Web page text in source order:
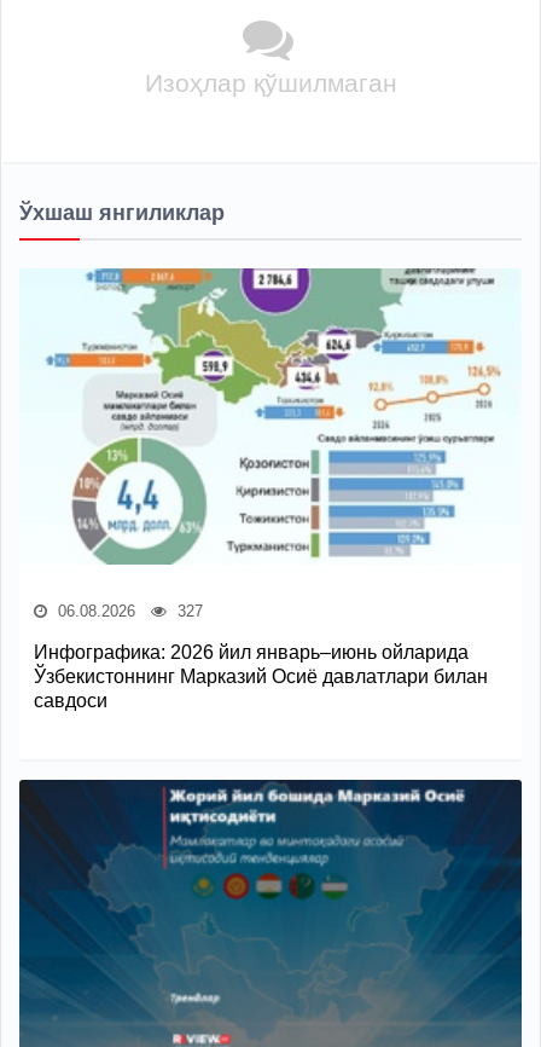
Изоҳлар қўшилмаган
Ўхшаш янгиликлар
06.08.2026 327
Инфографика: 2026 йил январь–июнь ойларида
Ўзбекистоннинг Марказий Осиё давлатлари билан
савдоси